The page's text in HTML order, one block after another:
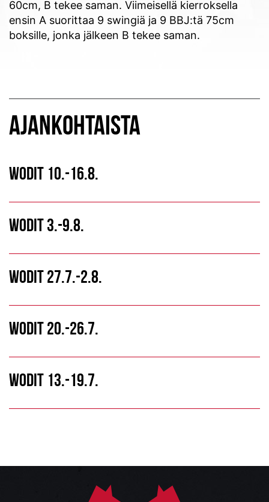
60cm, B tekee saman. Viimeisellä kierroksella
ensin A suorittaa 9 swingiä ja 9 BBJ:tä 75cm
boksille, jonka jälkeen B tekee saman.
AJANKOHTAISTA
WODIT 10.-16.8.
WODIT 3.-9.8.
WODIT 27.7.-2.8.
WODIT 20.-26.7.
WODIT 13.-19.7.